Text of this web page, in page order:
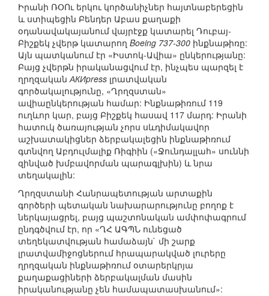
Իրանի ՌՕՈւ երկու կործանիչներ հայտնաբերեցին
և ստիպեցին Բենդեր Աբաս քաղաքի
օդանավակայանում վայրէջք կատարել Դուբայ-
Բիշքեկ չվերթ կատարող Boeing 737-300 ինքնաթիռը:
Այն պատկանում էր «Իստոկ-Ավիա» ընկերությանը:
Բայց չվերթն իրականացվում էր, ինչպես պարզել է
ղրղզականАКИpress լրատվական
գործակալությունը, «Ղրղզստան»
ավիաընկերության համար: Ինքնաթիռում 119
ուղևոր կար, բայց Բիշքեկ հասավ 117 մարդ: Իրանի
հատուկ ծառայության չորս սևդիմակավոր
աշխատակիցներ ձերբակալեցին ինքնաթիռում
գտնվող Աբդուլմալիք Ռիգիին («Ջունդալլահ» սուննի
զինված խմբավորման պարագլխին) և նրա
տեղակալին:
Ղրղզստանի Հանրապետության արտաքին
գործերի պետական նախարարությունը բողոք է
ներկայացրել, բայց պաշտոնական ամփոփագրում
ընդգծվում էր, որ «ՂՀ ԱԳՊՆ ունեցած
տեղեկատվության համաձայն` մի շարք
լրատվամիջոցներում հրապարակված լուրերը
ղրղզական ինքնաթիռում օտարերկրյա
քաղաքացիների ձերբակալման մասին
իրականությանը չեն համապատասխանում»: